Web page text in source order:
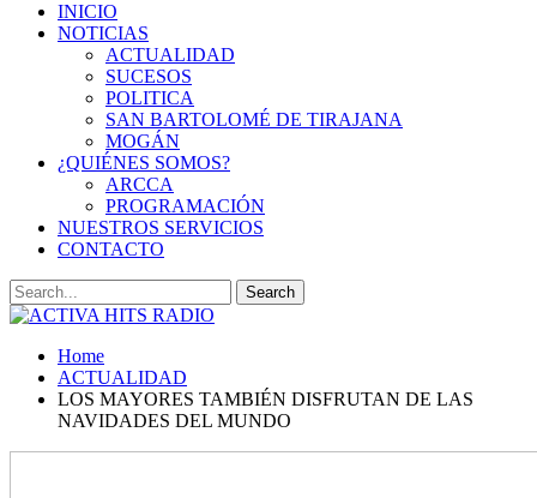
INICIO
NOTICIAS
ACTUALIDAD
SUCESOS
POLITICA
SAN BARTOLOMÉ DE TIRAJANA
MOGÁN
¿QUIÉNES SOMOS?
ARCCA
PROGRAMACIÓN
NUESTROS SERVICIOS
CONTACTO
Home
ACTUALIDAD
LOS MAYORES TAMBIÉN DISFRUTAN DE LAS
NAVIDADES DEL MUNDO